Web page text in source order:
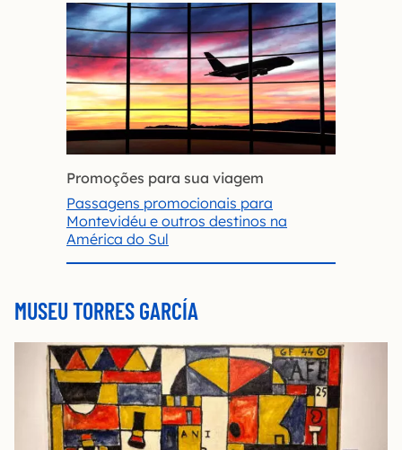
Promoções para sua viagem
Passagens promocionais para
Montevidéu e outros destinos na
América do Sul
MUSEU TORRES GARCÍA